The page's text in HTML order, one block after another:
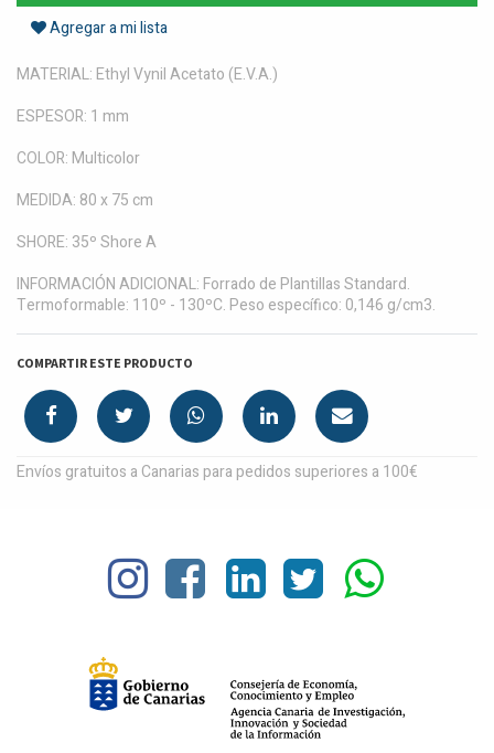
Agregar a mi lista
MATERIAL: Ethyl Vynil Acetato (E.V.A.)
ESPESOR: 1 mm
COLOR: Multicolor
MEDIDA: 80 x 75 cm
SHORE: 35º Shore A
INFORMACIÓN ADICIONAL: Forrado de Plantillas Standard.
Termoformable: 110º - 130ºC. Peso específico: 0,146 g/cm3.
COMPARTIR ESTE PRODUCTO
Envíos gratuitos a Canarias para pedidos superiores a 100€